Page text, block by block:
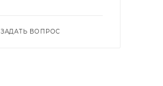
ЗАДАТЬ ВОПРОС